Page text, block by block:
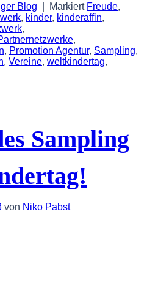
Blog Markiert Freude,
, kinder, kinderaffin,
,
,
, Promotion Agentur, Sampling,
, Vereine, weltkindertag,
Sampling
von Niko Pabst